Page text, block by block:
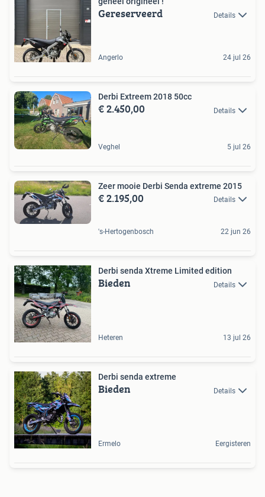
Gereserveerd Details
Angerlo 24 jul 26
Derbi Extreem 2018 50cc
€ 2.450,00 Details
Veghel 5 jul 26
Zeer mooie Derbi Senda extreme 2015
€ 2.195,00 Details
's-Hertogenbosch 22 jun 26
Derbi senda Xtreme Limited edition
Bieden Details
Heteren 13 jul 26
Derbi senda extreme
Bieden Details
Ermelo Eergisteren